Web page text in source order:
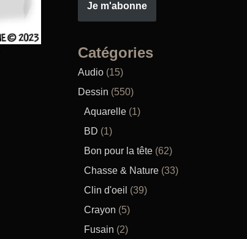
Je m'abonne
Catégories
Audio (15)
Dessin (550)
Aquarelle (1)
BD (1)
Bon pour la tête (62)
Chasse & Nature (33)
Clin d'oeil (39)
Crayon (5)
Fusain (2)